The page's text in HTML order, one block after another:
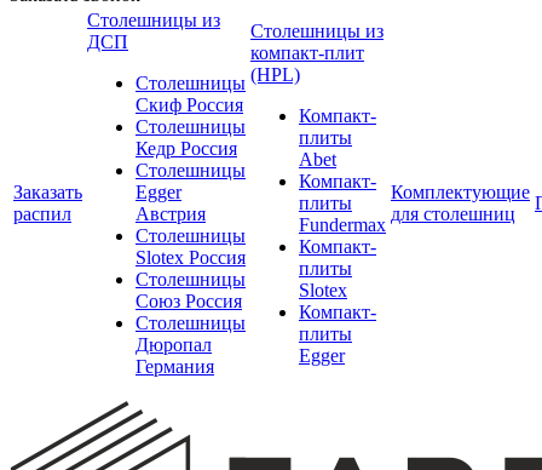
Заказать
распил
Столешницы из
ДСП
Столешницы
Скиф Россия
Столешницы
Кедр Россия
Столешницы
Egger
Австрия
Столешницы
Slotex Россия
Столешницы
Союз Россия
Столешницы
Дюропал
Германия
Столешницы из
компакт-плит
(HPL)
Компакт-
плиты
Abet
Компакт-
плиты
Fundermax
Компакт-
плиты
Slotex
Компакт-
плиты
Egger
Комплектующие
для столешниц